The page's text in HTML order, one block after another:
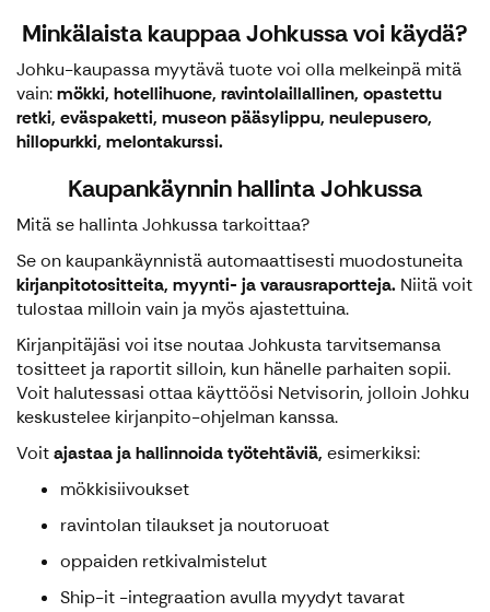
Minkälaista kauppaa Johkussa voi käydä?
Johku-kaupassa myytävä tuote voi olla melkeinpä mitä
vain:mökki, hotellihuone, ravintolaillallinen, opastettu
retki, eväspaketti, museon pääsylippu, neulepusero,
hillopurkki, melontakurssi.
Kaupankäynnin hallinta Johkussa
Mitä se hallinta Johkussa tarkoittaa?
Se on kaupankäynnistä automaattisesti muodostuneita
kirjanpitotositteita, myynti- ja varausraportteja. Niitä voit
tulostaa milloin vain ja myös ajastettuina.
Kirjanpitäjäsi voi itse noutaa Johkusta tarvitsemansa
tositteet ja raportit silloin, kun hänelle parhaiten sopii.
Voit halutessasi ottaa käyttöösi Netvisorin, jolloin Johku
keskustelee kirjanpito-ohjelman kanssa.
Voitajastaa ja hallinnoida työtehtäviä, esimerkiksi:
mökkisiivoukset
ravintolan tilaukset ja noutoruoat
oppaiden retkivalmistelut
Ship-it -integraation avulla myydyt tavarat